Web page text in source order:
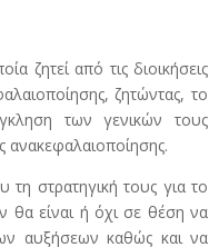
ζητεί από τις διοικήσεις
ζητώντας, το
των γενικών τους
τη στρατηγική τους για το
θα είναι ή όχι σε θέση να
αυξήσεων καθώς και να